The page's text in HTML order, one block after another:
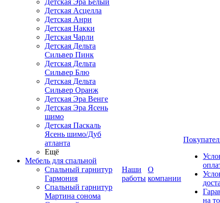
Детская Эра Белый
Детская Асцелла
Детская Анри
Детская Накки
Детская Чарли
Детская Дельта
Сильвер Пинк
Детская Дельта
Сильвер Блю
Детская Дельта
Сильвер Оранж
Детская Эра Венге
Детская Эра Ясень
шимо
Детская Паскаль
Ясень шимо/Дуб
атланта
Ещё
Мебель для спальной
Спальный гарнитур
Гармония
Спальный гарнитур
Мартина сонома
Наши
работы
О
компании
на